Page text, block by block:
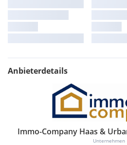
Anbieterdetails
Immo-Company Haas &
Unternehmen